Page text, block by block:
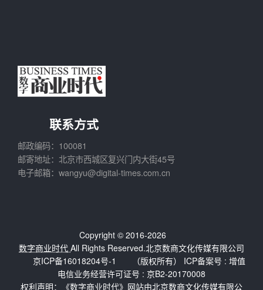
联系方式
邮政编码：100081
邮寄地址：北京市西城区复兴门内大街45号
电子邮箱：wangyu@digital-times.com.cn
Copyright © 2016-2026
数字商业时代 All Rights Reserved.北京数商文化传媒有限公司
（版权所有） ICP备案号 :
京ICP备16018204号-1
增值
电信业务经营许可证号 : 京B2-20170008
权利声明：《数字商业时代》网站由北京数商文化传媒有限公